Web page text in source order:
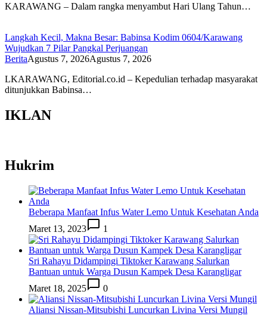
KARAWANG – Dalam rangka menyambut Hari Ulang Tahun…
Langkah Kecil, Makna Besar: Babinsa Kodim 0604/Karawang
Wujudkan 7 Pilar Pangkal Perjuangan
BeritaAgustus 7, 2026Agustus 7, 2026
LKARAWANG, Editorial.co.id – Kepedulian terhadap masyarakat
ditunjukkan Babinsa…
IKLAN
Hukrim
Beberapa Manfaat Infus Water Lemo Untuk Kesehatan Anda
Maret 13, 2023
1
Sri Rahayu Didampingi Tiktoker Karawang Salurkan
Bantuan untuk Warga Dusun Kampek Desa Karangligar
Maret 18, 2025
0
Aliansi Nissan-Mitsubishi Luncurkan Livina Versi Mungil